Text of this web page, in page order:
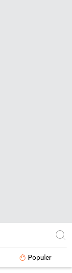
Populer